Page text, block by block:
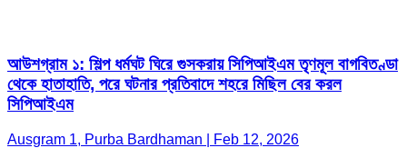
আউশগ্রাম ১: শিল্প ধর্মঘট ঘিরে গুসকরায় সিপিআইএম তৃণমূল বাগবিতণ্ডা
থেকে হাতাহাতি, পরে ঘটনার প্রতিবাদে শহরে মিছিল বের করল
সিপিআইএম
Ausgram 1, Purba Bardhaman | Feb 12, 2026